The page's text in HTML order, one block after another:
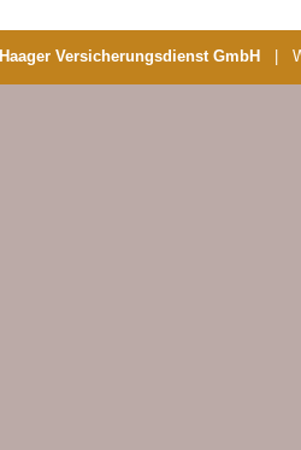
Haager Versicherungsdienst GmbH |